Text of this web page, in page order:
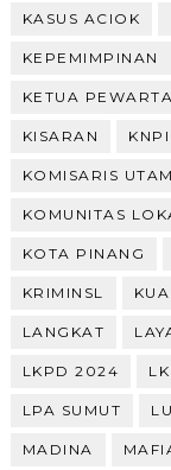
KASUS ACIOK
KEPEMIMPINAN
KETUA PEWARTA
KISARAN
KOMISARIS
KOMUNITAS
KOTA PINANG
KRIMINSL
LANGKAT
LKPD 2024
LPA SUMUT
MADINA